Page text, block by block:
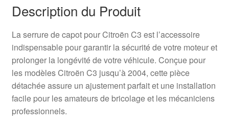
Description du Produit
La serrure de capot pour Citroën C3 est l’accessoire
indispensable pour garantir la sécurité de votre moteur et
prolonger la longévité de votre véhicule. Conçue pour
les modèles Citroën C3 jusqu’à 2004, cette pièce
détachée assure un ajustement parfait et une installation
facile pour les amateurs de bricolage et les mécaniciens
professionnels.